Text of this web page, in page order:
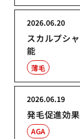
スカルプシ
能
2026.06.20
薄毛
発毛促進効
2026.06.19
AGA